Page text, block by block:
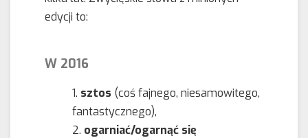
edycji to:
W 2016
sztos (coś fajnego, niesamowitego,
fantastycznego),
ogarniać/ogarnąć się